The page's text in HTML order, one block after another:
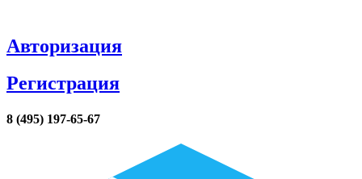
Авторизация
Регистрация
8 (495) 197-65-67